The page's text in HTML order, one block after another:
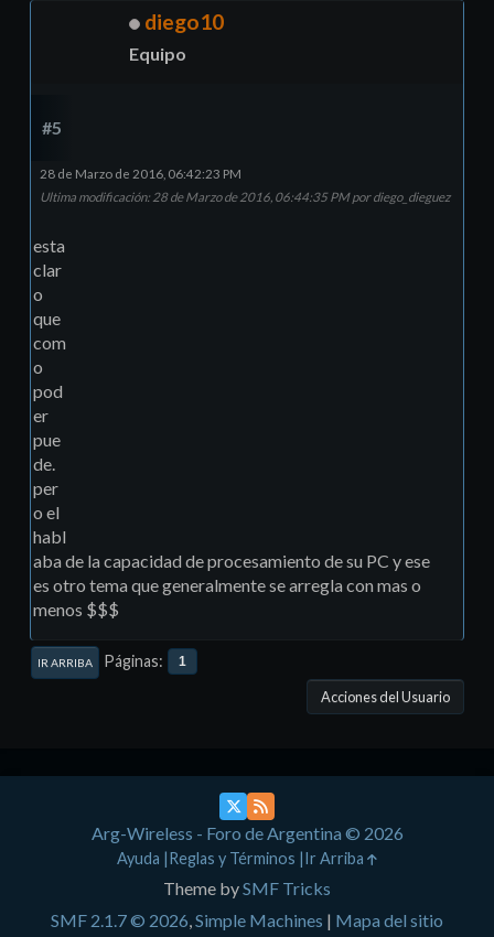
diego10
Equipo
#5
28 de Marzo de 2016, 06:42:23 PM
Ultima modificación: 28 de Marzo de 2016, 06:44:35 PM por diego_dieguez
esta
clar
o
que
com
o
pod
er
pue
de.
per
o el
habl
aba de la capacidad de procesamiento de su PC y ese
es otro tema que generalmente se arregla con mas o
menos $$$
IR ARRIBA Páginas 1
Acciones del Usuario
Theme bySMF Tricks
SMF 2.1.7 © 2026,Simple Machines | Mapa del sitio
Arg-Wireless - Foro de Argentina © 2026
Ayuda Reglas y Términos Ir Arriba